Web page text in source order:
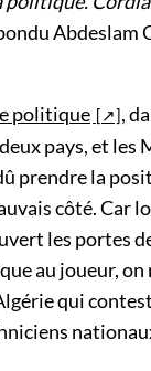
Abdeslam
politique
,
pays, et les
prendre la
côté. Car
les portes
au joueur, on
qui